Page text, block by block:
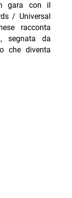
gara con il
/ Universal
racconta
segnata da
che diventa